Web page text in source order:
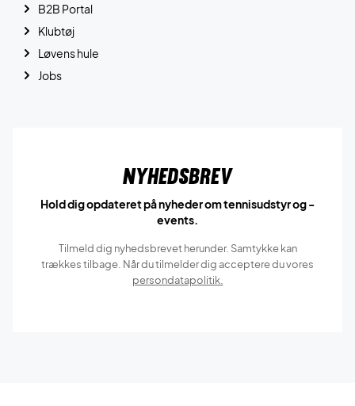
B2B Portal
Klubtøj
Løvens hule
Jobs
Nyhedsbrev
Hold dig opdateret på nyheder om tennisudstyr og -
events.
Tilmeld dig nyhedsbrevet herunder. Samtykke kan
trækkes tilbage. Når du tilmelder dig acceptere du vores
persondatapolitik.